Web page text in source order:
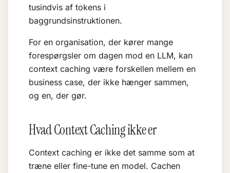
tusindvis af tokens i
baggrundsinstruktionen.
For en organisation, der kører mange
forespørgsler om dagen mod en LLM, kan
context caching være forskellen mellem en
business case, der ikke hænger sammen,
og en, der gør.
Hvad Context Caching ikke er
Context caching er ikke det samme som at
træne eller fine-tune en model. Cachen